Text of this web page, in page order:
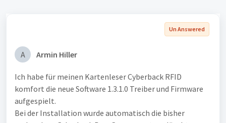
Un Answered
A Armin Hiller
Ich habe für meinen Kartenleser Cyberback RFID
komfort die neue Software 1.3.1.0 Treiber und Firmware
aufgespielt.
Bei der Installation wurde automatisch die bisher